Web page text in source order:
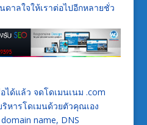
ดาลใจให้เราต่อไปอีกหลายชั่ว
ด้แล้ว จดโดเมนเนม .com
หารโดเมนด้วยตัวคุณเอง
name, DNS